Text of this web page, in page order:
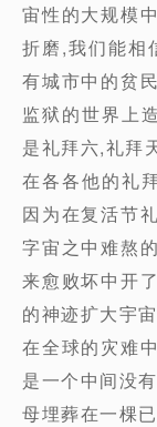
宙性的大规模
折磨,我们能相
有城市中的贫
监狱的世界上
是礼拜六,礼拜
在各各他的礼
因为在复活节
字宙之中难熬
来愈败坏中开
的神迹扩大宇宙
在全球的灾难
是一个中间没
母埋葬在一棵